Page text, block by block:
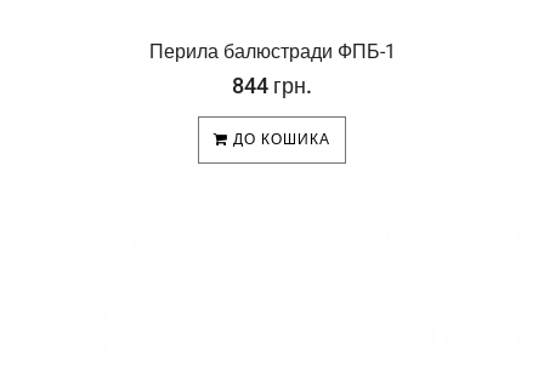
Перила балюстради ФПБ-1
844 грн.
ДО КОШИКА